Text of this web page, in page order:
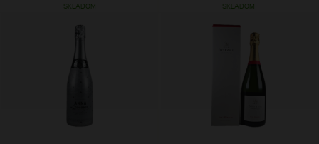
SKLADOM SKLADOM